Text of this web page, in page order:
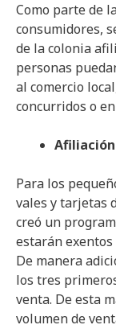
Como parte de
consumidores,
de la colonia
personas
al comercio
concurridos o
Para los
vales y tarjetas
creó un
estarán exentos
De manera
los tres
venta. De esta
volumen de